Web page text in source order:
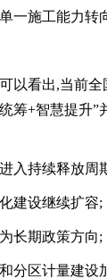
一施工能力转
以看出,当前
筹+智慧提升
入持续释放周
建设继续扩容;
长期政策方向;
分区计量建设